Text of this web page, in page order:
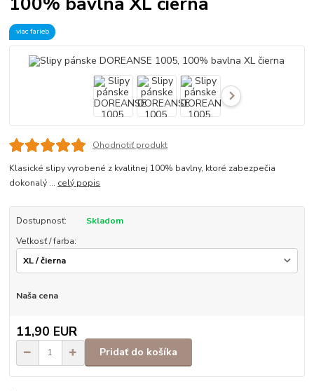
viac farieb
Ohodnotiť produkt
Klasické slipy vyrobené z kvalitnej 100% bavlny, ktoré zabezpečia
dokonalý ... celý popis
Dostupnosť:
Skladom
Veľkosť / farba:
Naša cena
11,90 EUR
Pridať do košíka